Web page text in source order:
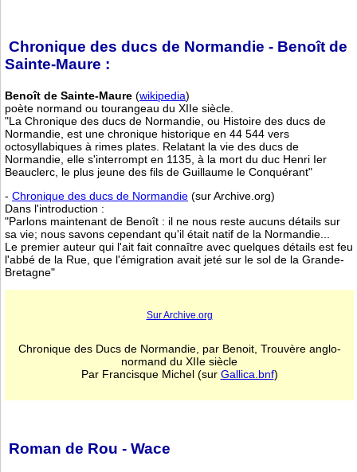
Chronique des ducs de Normandie - Benoît de
Sainte-Maure :
Benoît de Sainte-Maure (wikipedia)
poète normand ou tourangeau du XIIe siècle.
"La Chronique des ducs de Normandie, ou Histoire des ducs de
Normandie, est une chronique historique en 44 544 vers
octosyllabiques à rimes plates. Relatant la vie des ducs de
Normandie, elle s'interrompt en 1135, à la mort du duc Henri Ier
Beauclerc, le plus jeune des fils de Guillaume le Conquérant"
- Chronique des ducs de Normandie (sur Archive.org)
Dans l'introduction :
"Parlons maintenant de Benoît : il ne nous reste aucuns détails sur
sa vie; nous savons cependant qu'il était natif de la Normandie...
Le premier auteur qui l'ait fait connaître avec quelques détails est feu
l'abbé de la Rue, que l'émigration avait jeté sur le sol de la Grande-
Bretagne"
Sur Archive.org
Chronique des Ducs de Normandie, par Benoit, Trouvère anglo-
normand du XIIe siècle
Par Francisque Michel (sur Gallica.bnf)
Roman de Rou - Wace